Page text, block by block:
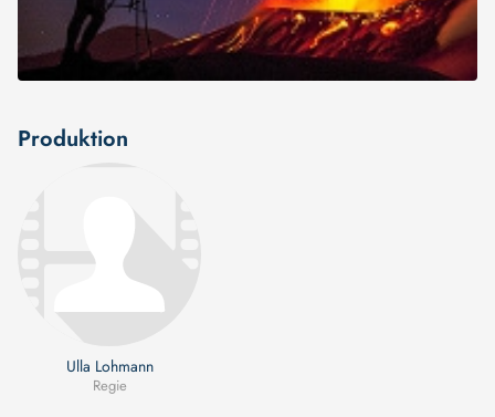
Produktion
Ulla Lohmann
Regie